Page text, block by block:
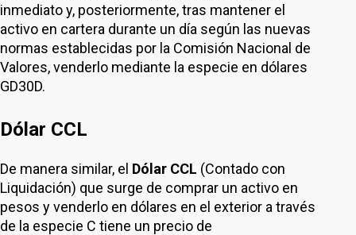
inmediato y, posteriormente, tras mantener el
activo en cartera durante un día según las nuevas
normas establecidas por la Comisión Nacional de
Valores, venderlo mediante la especie en dólares
GD30D.
Dólar CCL
De manera similar, el Dólar CCL (Contado con
Liquidación) que surge de comprar un activo en
pesos y venderlo en dólares en el exterior a través
de la especie C tiene un precio de